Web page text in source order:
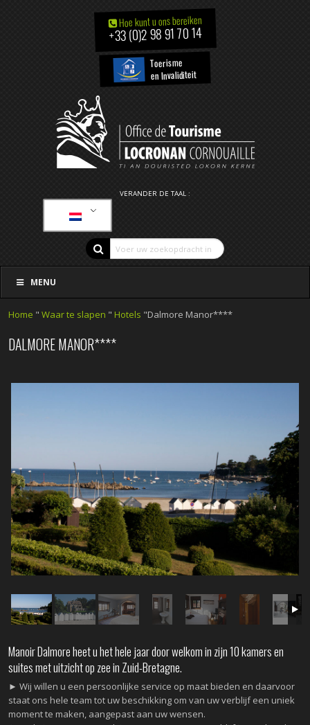
Hoe kunt u ons bereiken
+33 (0)2 98 91 70 14
Toerisme
en Invaliditeit
VERANDER DE TAAL :
MENU
Home "Waar te slapen " Hotels "Dalmore Manor****
DALMORE MANOR****
Manoir Dalmore heet u het hele jaar door welkom in zijn 10 kamers en
suites met uitzicht op zee in Zuid-Bretagne.
► Wij willen u een persoonlijke service op maat bieden en daarvoor
staat ons hele team tot uw beschikking om van uw verblijf een uniek
moment te maken, aangepast aan uw wensen.